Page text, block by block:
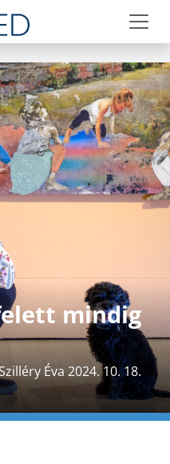
mindig
Szilléry Éva 2024. 10. 18.